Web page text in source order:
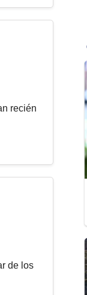
recién
de los